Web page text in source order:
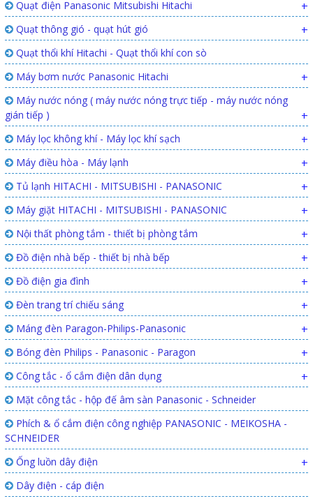
Quạt điện Panasonic Mitsubishi Hitachi +
Quạt thông gió - quạt hút gió +
Quạt thổi khí Hitachi - Quạt thổi khí con sò
Máy bơm nước Panasonic Hitachi
+
Máy nước nóng ( máy nước nóng trực tiếp - máy nước nóng
gián tiếp )
+
Máy lọc không khí - Máy lọc khí sạch +
Máy điều hòa - Máy lạnh +
Tủ lạnh HITACHI - MITSUBISHI - PANASONIC +
Máy giặt HITACHI - MITSUBISHI - PANASONIC +
Nội thất phòng tắm - thiết bị phòng tắm +
Đồ điện nhà bếp - thiết bị nhà bếp +
Đồ điện gia đình +
Đèn trang trí chiếu sáng +
Máng đèn Paragon-Philips-Panasonic +
Bóng đèn Philips - Panasonic - Paragon +
Công tắc - ổ cắm điện dân dụng +
Mặt công tắc - hộp đế âm sàn Panasonic - Schneider
Phích & ổ cắm điện công nghiệp PANASONIC - MEIKOSHA -
SCHNEIDER
Ống luồn dây điện
+
Dây điện - cáp điện